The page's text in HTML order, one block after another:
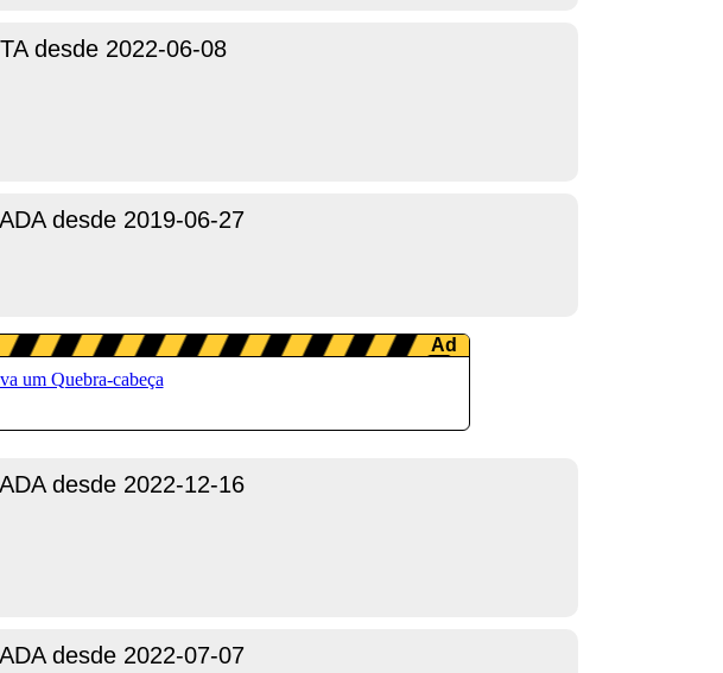
desde 2022-06-08
desde 2019-06-27
desde 2022-12-16
desde 2022-07-07